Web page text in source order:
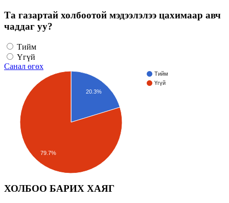
Та газартай холбоотой мэдээлэлээ цахимаар авч
чаддаг уу?
Тийм
Үгүй
Санал өгөх
Тийм
Үгүй
20.3%
79.7%
ХОЛБОО БАРИХ ХАЯГ